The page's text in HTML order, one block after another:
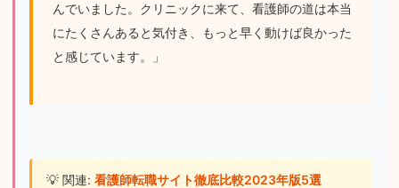
んでいました。クリニックに来て、看護師の道は本当
にたくさんあると気付き、もっと早く動けば良かった
と感じています。」
💡 関連: 看護師転職サイト徹底比較2023年版5選